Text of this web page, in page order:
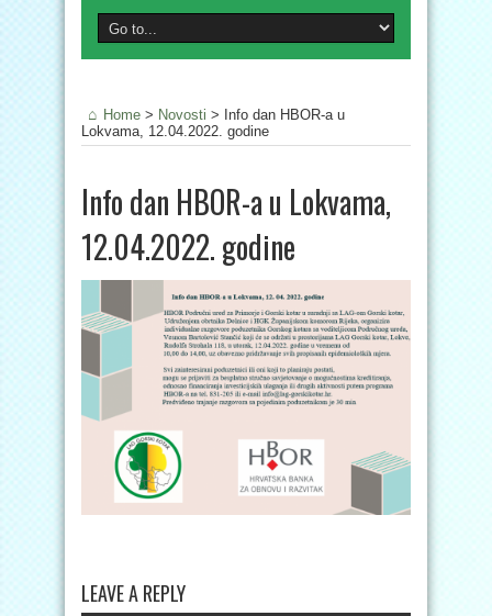
Home > Novosti > Info dan HBOR-a u
Lokvama, 12.04.2022. godine
Info dan HBOR-a u Lokvama,
12.04.2022. godine
LEAVE A REPLY